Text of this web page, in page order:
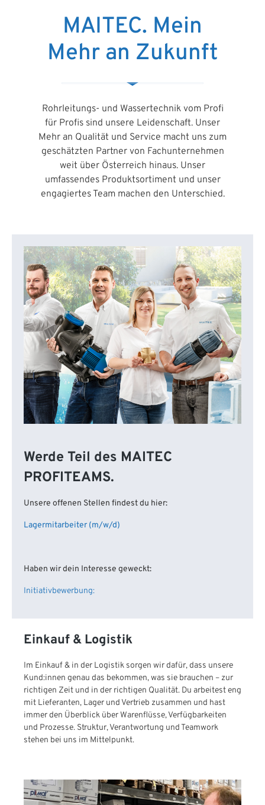
MAITEC. Mein
Mehr an Zukunft
Rohrleitungs- und Wassertechnik vom Profi
für Profis sind unsere Leidenschaft. Unser
Mehr an Qualität und Service macht uns zum
geschätzten Partner von Fachunternehmen
weit über Österreich hinaus. Unser
umfassendes Produktsortiment und unser
engagiertes Team machen den Unterschied.
Werde Teil des MAITEC
PROFITEAMS.
Unsere offenen Stellen findest du hier:
Lagermitarbeiter (m/w/d)
Haben wir dein Interesse geweckt:
Initiativbewerbung:
Einkauf & Logistik
Im Einkauf & in der Logistik sorgen wir dafür, dass unsere
Kund:innen genau das bekommen, was sie brauchen – zur
richtigen Zeit und in der richtigen Qualität. Du arbeitest eng
mit Lieferanten, Lager und Vertrieb zusammen und hast
immer den Überblick über Warenflüsse, Verfügbarkeiten
und Prozesse. Struktur, Verantwortung und Teamwork
stehen bei uns im Mittelpunkt.